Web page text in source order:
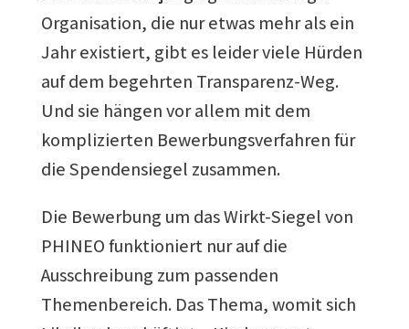
Organisation, die nur etwas mehr als ein
Jahr existiert, gibt es leider viele Hürden
auf dem begehrten Transparenz-Weg.
Und sie hängen vor allem mit dem
komplizierten Bewerbungsverfahren für
die Spendensiegel zusammen.
Die Bewerbung um das Wirkt-Siegel von
PHINEO funktioniert nur auf die
Ausschreibung zum passenden
Themenbereich. Das Thema, womit sich